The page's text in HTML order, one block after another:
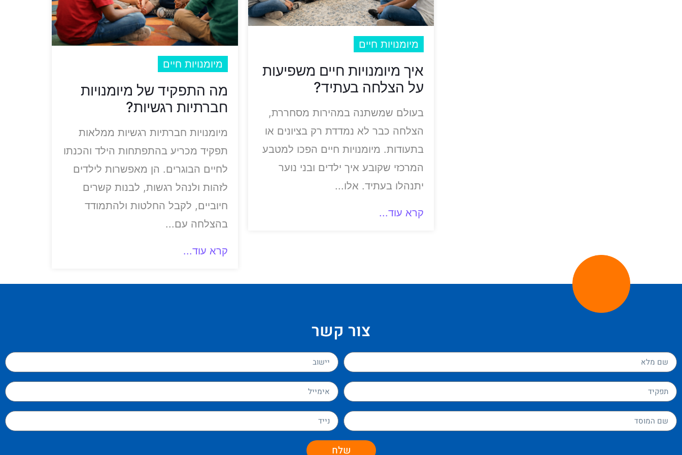
מיומנויות חיים
מה התפקיד של מיומנויות
חברתיות רגשיות?
מיומנויות חברתיות רגשיות ממלאות
תפקיד מכריע בהתפתחות הילד והכנתו
לחיים הבוגרים. הן מאפשרות לילדים
לזהות ולנהל רגשות, לבנות קשרים
חיוביים, לקבל החלטות ולהתמודד
בהצלחה עם...
קרא עוד...
מיומנויות חיים
איך מיומנויות חיים משפיעות
על הצלחה בעתיד?
בעולם שמשתנה במהירות מסחררת,
הצלחה כבר לא נמדדת רק בציונים או
בתעודות. מיומנויות חיים הפכו למטבע
המרכזי שקובע איך ילדים ובני נוער
יתנהלו בעתיד. אלו...
קרא עוד...
צור קשר
שלח